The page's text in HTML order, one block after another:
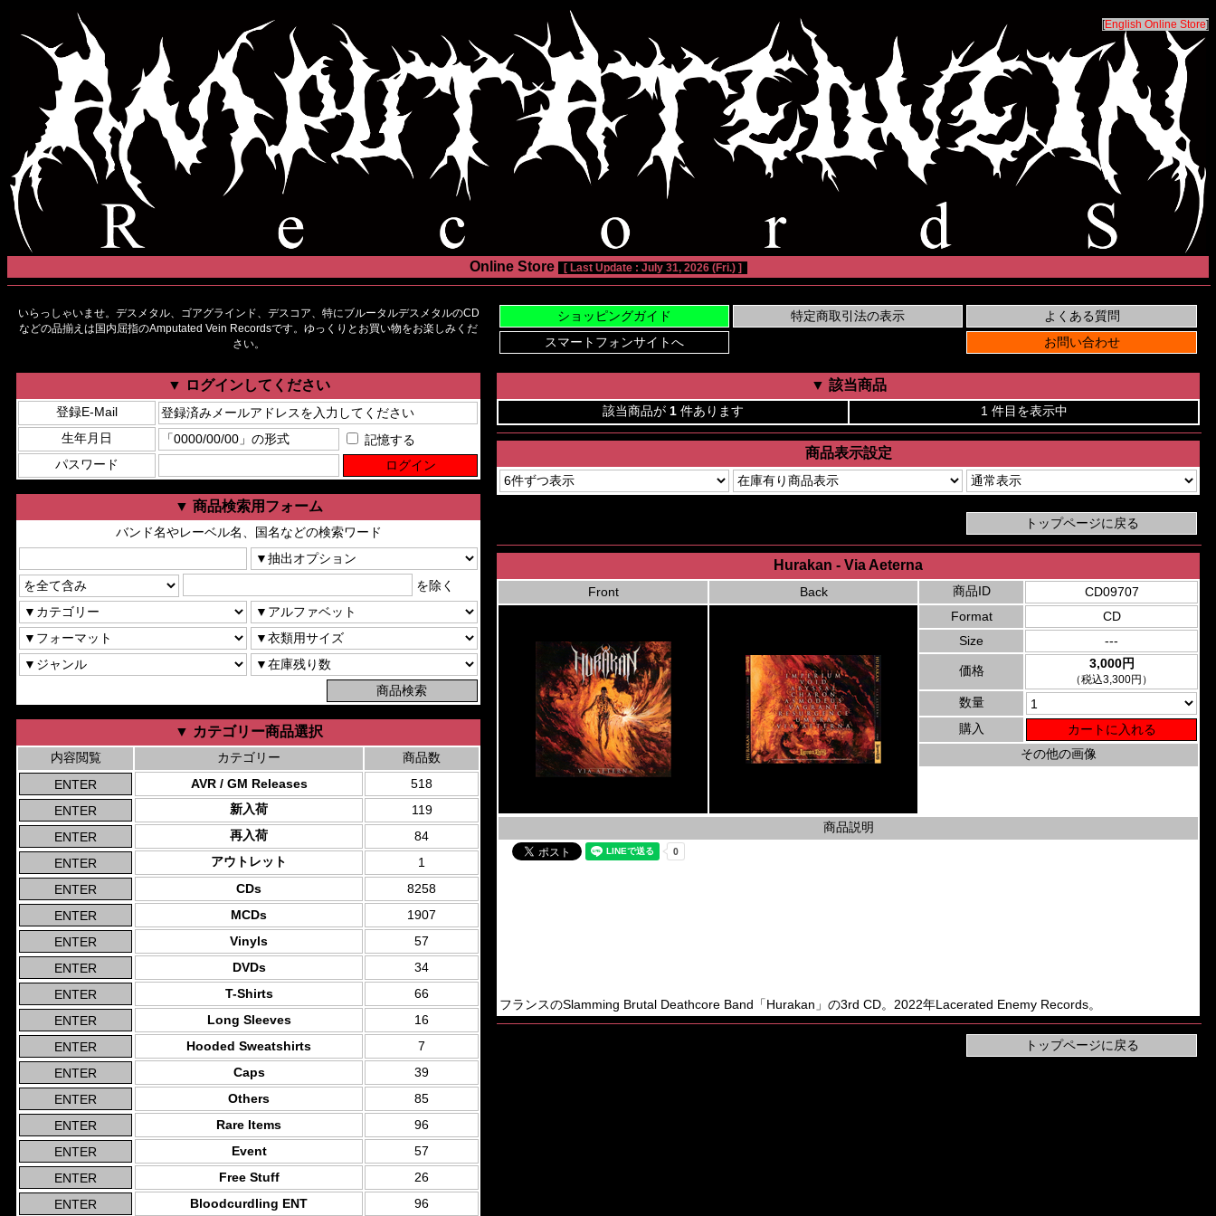
[English Online Store]
Online Store [ Last Update : July 31, 2026 (Fri.) ]
いらっしゃいませ。デスメタル、ゴアグラインド、デスコア、特にブルータルデスメタルのCD
などの品揃えは国内屈指のAmputated Vein Recordsです。ゆっくりとお買い物をお楽しみくだ
さい。
▼ ログインしてください
登録E-Mail
生年月日
記憶する
パスワード
▼ 商品検索用フォーム
バンド名やレーベル名、国名などの検索ワード
を除く
▼ カテゴリー商品選択
内容閲覧 カテゴリー
商品数
AVR / GM Releases
518
新入荷
119
再入荷
84
アウトレット
1
CDs
8258
MCDs
1907
Vinyls
57
DVDs
34
T-Shirts
66
Long Sleeves
16
Hooded Sweatshirts
7
Caps
39
Others
85
Rare Items
96
Event
57
Free Stuff
26
Bloodcurdling ENT
96
▼ 該当商品
該当商品が 1 件あります 1 件目を表示中
商品表示設定
Hurakan - Via Aeterna
Front Back 商品ID
CD09707
Format
CD
Size
---
価格 3,000円
（税込3,300円）
数量
購入
その他の画像
商品説明
フランスのSlamming Brutal Deathcore Band「Hurakan」の3rd CD。2022年Lacerated Enemy Records。